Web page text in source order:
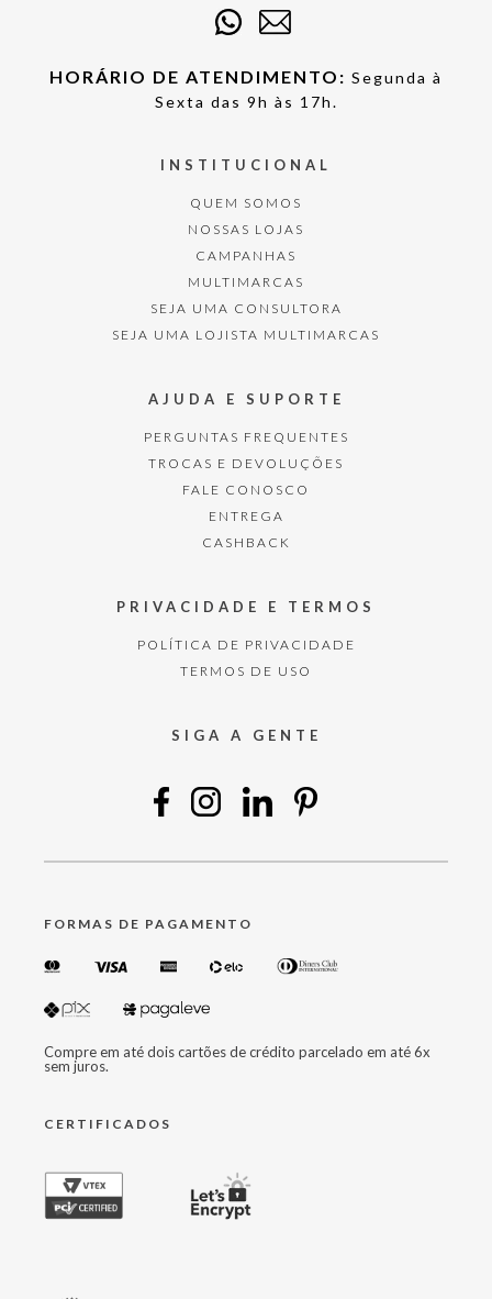
HORÁRIO DE ATENDIMENTO: Segunda à
Sexta das 9h às 17h.
INSTITUCIONAL
QUEM SOMOS
NOSSAS LOJAS
CAMPANHAS
MULTIMARCAS
SEJA UMA CONSULTORA
SEJA UMA LOJISTA MULTIMARCAS
AJUDA E SUPORTE
PERGUNTAS FREQUENTES
TROCAS E DEVOLUÇÕES
FALE CONOSCO
ENTREGA
CASHBACK
PRIVACIDADE E TERMOS
POLÍTICA DE PRIVACIDADE
TERMOS DE USO
SIGA A GENTE
FORMAS DE PAGAMENTO
Compre em até dois cartões de crédito parcelado em até 6x
sem juros.
CERTIFICADOS